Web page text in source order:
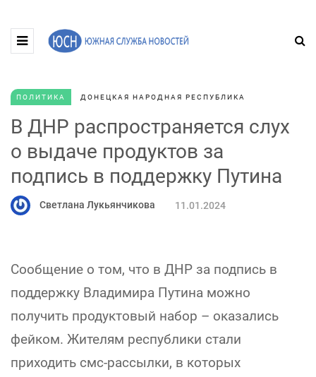
ПОЛИТИКА ДОНЕЦКАЯ НАРОДНАЯ РЕСПУБЛИКА
В ДНР распространяется слух
о выдаче продуктов за
подпись в поддержку Путина
Светлана Лукьянчикова 11.01.2024
Сообщение о том, что в ДНР за подпись в
поддержку Владимира Путина можно
получить продуктовый набор – оказались
фейком. Жителям республики стали
приходить смс-рассылки, в которых